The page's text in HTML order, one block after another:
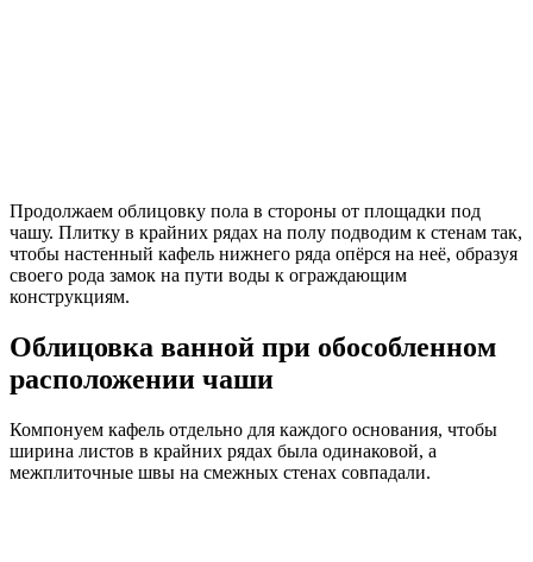
Продолжаем облицовку пола в стороны от площадки под
чашу. Плитку в крайних рядах на полу подводим к стенам так,
чтобы настенный кафель нижнего ряда опёрся на неё, образуя
своего рода замок на пути воды к ограждающим
конструкциям.
Облицовка ванной при обособленном
расположении чаши
Компонуем кафель отдельно для каждого основания, чтобы
ширина листов в крайних рядах была одинаковой, а
межплиточные швы на смежных стенах совпадали.